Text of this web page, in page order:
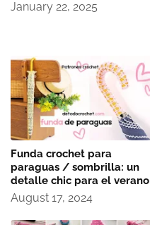
January 22, 2025
Funda crochet para
paraguas / sombrilla: un
detalle chic para el verano
August 17, 2024